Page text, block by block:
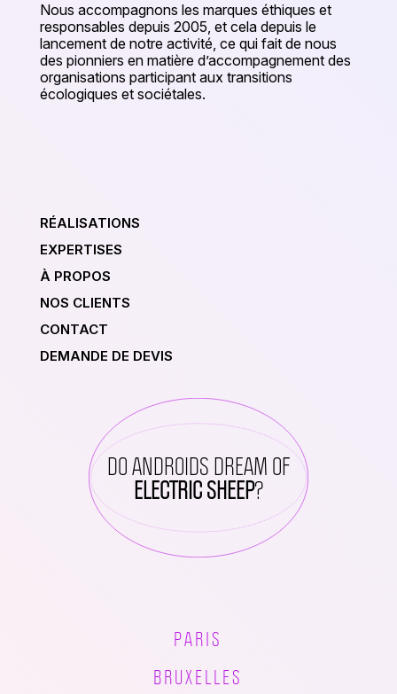
Nous accompagnons les marques éthiques et
responsables depuis 2005, et cela depuis le
lancement de notre activité, ce qui fait de nous
des pionniers en matière d’accompagnement des
organisations participant aux transitions
écologiques et sociétales.
RÉALISATIONS
EXPERTISES
À PROPOS
NOS CLIENTS
CONTACT
DEMANDE DE DEVIS
DO ANDROIDS DREAM OF
ELECTRIC SHEEP?
PARIS
BRUXELLES